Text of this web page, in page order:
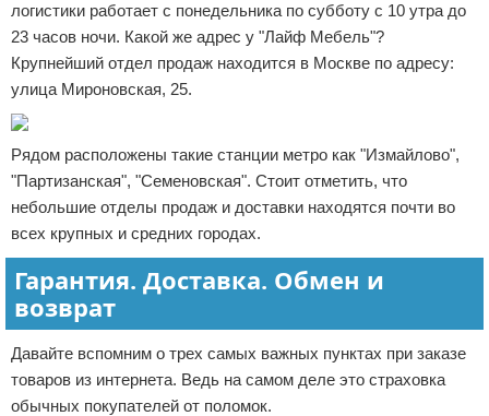
логистики работает с понедельника по субботу с 10 утра до
23 часов ночи. Какой же адрес у "Лайф Мебель"?
Крупнейший отдел продаж находится в Москве по адресу:
улица Мироновская, 25.
Рядом расположены такие станции метро как "Измайлово",
"Партизанская", "Семеновская". Стоит отметить, что
небольшие отделы продаж и доставки находятся почти во
всех крупных и средних городах.
Гарантия. Доставка. Обмен и
возврат
Давайте вспомним о трех самых важных пунктах при заказе
товаров из интернета. Ведь на самом деле это страховка
обычных покупателей от поломок.